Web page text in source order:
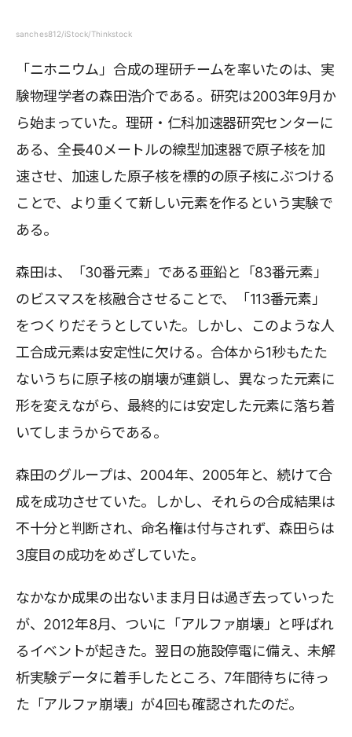
sanches812/iStock/Thinkstock
「ニホニウム」合成の理研チームを率いたのは、実
験物理学者の森田浩介である。研究は2003年9月か
ら始まっていた。理研・仁科加速器研究センターに
ある、全長40メートルの線型加速器で原子核を加
速させ、加速した原子核を標的の原子核にぶつける
ことで、より重くて新しい元素を作るという実験で
ある。
森田は、「30番元素」である亜鉛と「83番元素」
のビスマスを核融合させることで、「113番元素」
をつくりだそうとしていた。しかし、このような人
工合成元素は安定性に欠ける。合体から1秒もたた
ないうちに原子核の崩壊が連鎖し、異なった元素に
形を変えながら、最終的には安定した元素に落ち着
いてしまうからである。
森田のグループは、2004年、2005年と、続けて合
成を成功させていた。しかし、それらの合成結果は
不十分と判断され、命名権は付与されず、森田らは
3度目の成功をめざしていた。
なかなか成果の出ないまま月日は過ぎ去っていった
が、2012年8月、ついに「アルファ崩壊」と呼ばれ
るイベントが起きた。翌日の施設停電に備え、未解
析実験データに着手したところ、7年間待ちに待っ
た「アルファ崩壊」が4回も確認されたのだ。